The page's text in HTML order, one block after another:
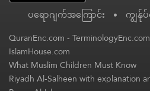
ပရောဂျက်အကြောင်း • ကျွ
QuranEnc.com-TerminologyEnc.com
IslamHouse.com
What Muslim Children Must Know
Riyadh Al-Salheen with explanation